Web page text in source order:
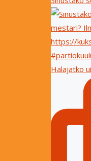
Halajatko